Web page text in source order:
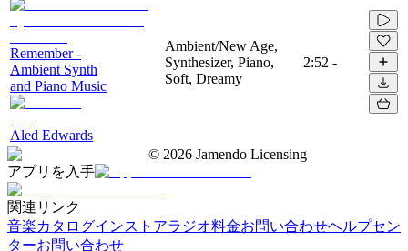
Remember -
Ambient Synth
and Piano Music
Aled Edwards
Ambient/New Age,
Synthesizer, Piano,
Soft, Dreamy
2:52 -
© 2026 Jamendo Licensing
アプリを入手
関連リンク
音楽カタログインストアラジオ料金お問い合わせヘルプセン
ターお問い合わせ